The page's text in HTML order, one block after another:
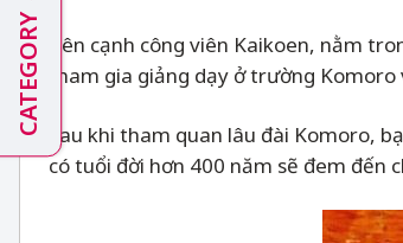
Bên cạnh công viên Kaikoen, nằm
tham gia giảng dạy ở trường
Sau khi tham quan lâu đài Komoro,
có tuổi đời hơn 400 năm sẽ đem đến
CATEGORY